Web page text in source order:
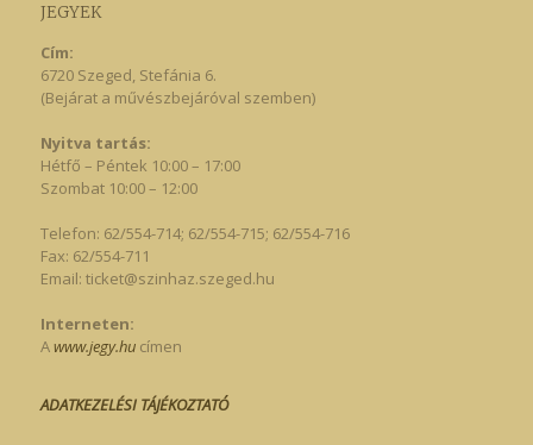
JEGYEK
Cím:
6720 Szeged, Stefánia 6.
(Bejárat a művészbejáróval szemben)
Nyitva tartás:
Hétfő – Péntek 10:00 – 17:00
Szombat 10:00 – 12:00
Telefon: 62/554-714; 62/554-715; 62/554-716
Fax: 62/554-711
Email: ticket@szinhaz.szeged.hu
Interneten:
Awww.jegy.hucímen
ADATKEZELÉSI TÁJÉKOZTATÓ